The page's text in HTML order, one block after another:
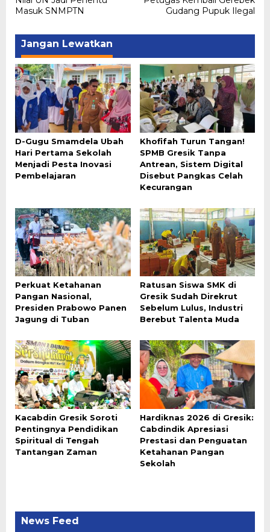
pos
Masuk SNMPTN
Gudang Pupuk Ilegal
Jangan Lewatkan
D-Gugu Smamdela Ubah
Hari Pertama Sekolah
Menjadi Pesta Inovasi
Pembelajaran
Khofifah Turun Tangan!
SPMB Gresik Tanpa
Antrean, Sistem Digital
Disebut Pangkas Celah
Kecurangan
Perkuat Ketahanan
Pangan Nasional,
Presiden Prabowo Panen
Jagung di Tuban
Ratusan Siswa SMK di
Gresik Sudah Direkrut
Sebelum Lulus, Industri
Berebut Talenta Muda
Kacabdin Gresik Soroti
Pentingnya Pendidikan
Spiritual di Tengah
Tantangan Zaman
Hardiknas 2026 di Gresik:
Cabdindik Apresiasi
Prestasi dan Penguatan
Ketahanan Pangan
Sekolah
News Feed